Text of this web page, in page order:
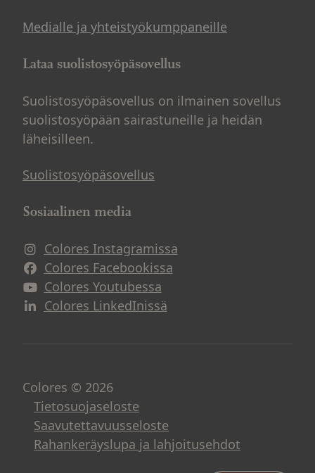
Medialle ja yhteistyökumppaneille
Lataa suolistosyöpäsovellus
Suolistosyöpäsovellus on ilmainen sovellus
suolistosyöpään sairastuneille ja heidän
läheisilleen.
Suolistosyöpäsovellus
Sosiaalinen media
Colores Instagramissa
Avautuu uuteen ikkunaan
Colores Facebookissa
Avautuu uuteen ikkunaan
Colores Youtubessa
Avautuu uuteen ikkunaan
Colores LinkedInissä
Avautuu uuteen ikkunaan
Colores © 2026
Tietosuojaseloste
Saavutettavuusseloste
Rahankeräyslupa ja lahjoitusehdot